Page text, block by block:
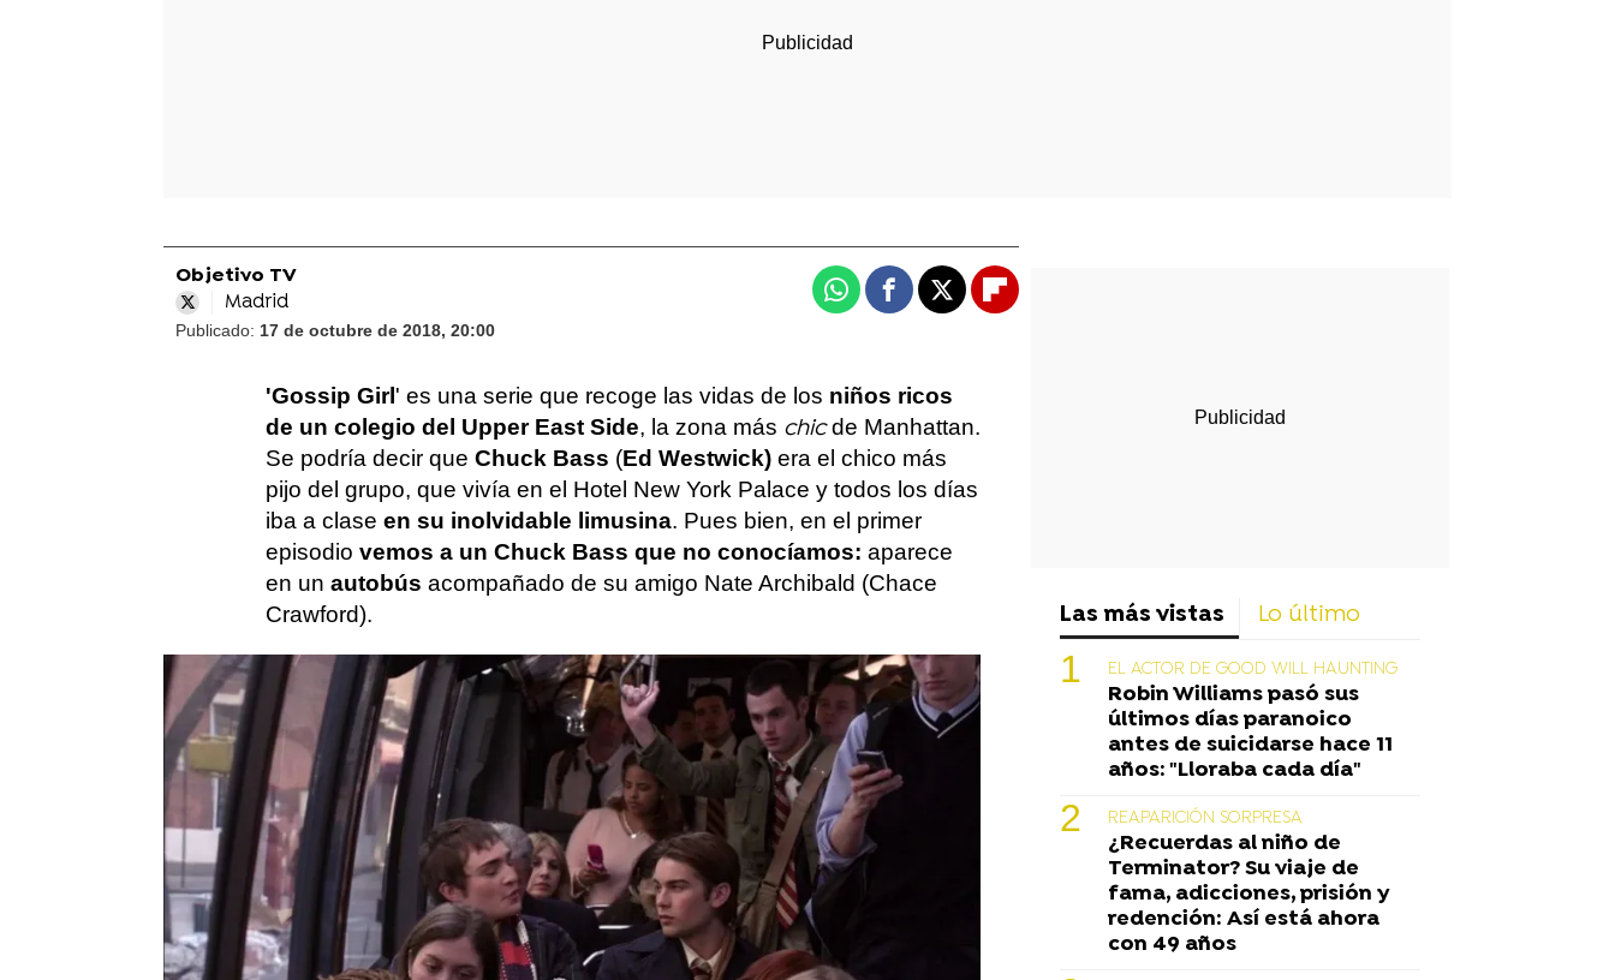
Objetivo TV
Madrid
Publicado: 17 de octubre de 2018, 20:00
WhatsappFacebook
X Flipboard
'Gossip Girl ' es una serie que recoge las vidas de los niños ricos
de un colegio del Upper East Side, la zona más chicde Manhattan.
Se podría decir que Chuck Bass (Ed Westwick) era el chico más
pijo del grupo, que vivía en el Hotel New York Palace y todos los días
iba a clase en su inolvidable limusina. Pues bien, en el primer
episodio vemos a un Chuck Bass que no conocíamos: aparece
en un autobús acompañado de su amigo Nate Archibald (Chace
Crawford).
Las más vistas Lo último
EL ACTOR DE GOOD WILL HAUNTING
Robin Williams pasó sus
últimos días paranoico
antes de suicidarse hace 11
años: "Lloraba cada día"
REAPARICIÓN SORPRESA
¿Recuerdas al niño de
Terminator? Su viaje de
fama, adicciones, prisión y
redención: Así está ahora
con 49 años